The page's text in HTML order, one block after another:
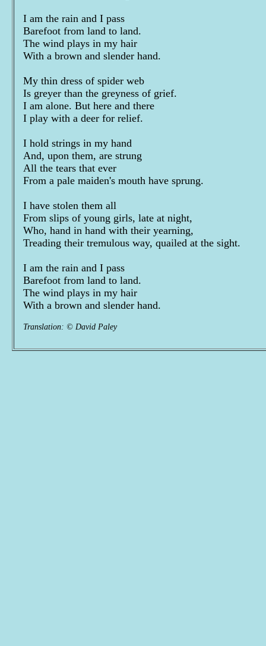
I am the rain and I pass
Barefoot from land to land.
The wind plays in my hair
With a brown and slender hand.
My thin dress of spider web
Is greyer than the greyness of grief.
I am alone. But here and there
I play with a deer for relief.
I hold strings in my hand
And, upon them, are strung
All the tears that ever
From a pale maiden's mouth have sprung.
I have stolen them all
From slips of young girls, late at night,
Who, hand in hand with their yearning,
Treading their tremulous way, quailed at the sight.
I am the rain and I pass
Barefoot from land to land.
The wind plays in my hair
With a brown and slender hand.
Translation: © David Paley